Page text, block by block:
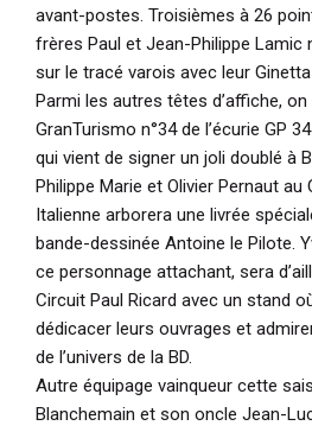
avant-postes. Troisièmes à 26
frères Paul et Jean-Philippe Lamic
sur le tracé varois avec leur Ginetta
Parmi les autres têtes d’affiche,
GranTurismo n°34 de l’écurie GP
qui vient de signer un joli doublé à
Philippe Marie et Olivier Pernaut au
Italienne arborera une livrée
bande-dessinée Antoine le Pilote.
ce personnage attachant, sera
Circuit Paul Ricard avec un stand
dédicacer leurs ouvrages et
de l’univers de la BD.
Autre équipage vainqueur cette
Blanchemain et son oncle Jean-